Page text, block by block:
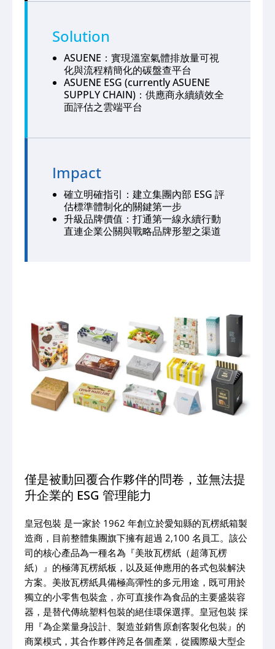
Solution
ASUENE：實現溫室氣體排放量可視
化與流程精簡化的碳盤查平台
ASUENE ESG (currently ASUENE
SUPPLY CHAIN)：供應商永續績效全
面評估之雲端平台
Impact
確立明確指引：建立集團內部 ESG 評
估標準體制化的關鍵第一步
升級品牌價值：打通第一線永續行動
直連企業公關與戰略品牌形塑之渠道
僅是被動回覆合作夥伴的問卷，並無法提
升企業的 ESG 管理能力
皇冠包裝 是一家於 1962 年創立於愛知縣的瓦楞紙箱製
造商，目前整體集團旗下擁有超過 2,100 名員工。該公
司的核心產品為一種名為『美妝瓦楞紙（超薄瓦楞
紙）』的極薄瓦楞紙板，以及延伸應用的各式包裝解決
方案。美妝瓦楞紙具備極高彈性的多元用途，既可用於
獨立的小零售包裝盒，亦可直接作為食品的主要盛裝容
器，是替代傳統塑料包裝的絕佳環保選擇。皇冠包裝 採
用『為企業量身設計、製造並銷售原創客製化包裝』的
商業模式，其合作夥伴跨足各個產業，從國際級大型企